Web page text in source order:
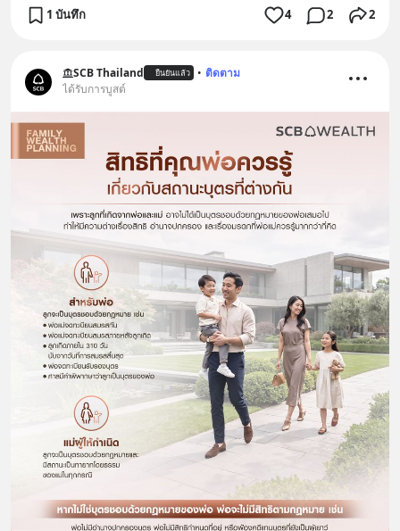
1 บันทึก 4 2 2
SCB Thailand ยืนยันแล้ว • ติดตาม
ได้รับการบูสต์